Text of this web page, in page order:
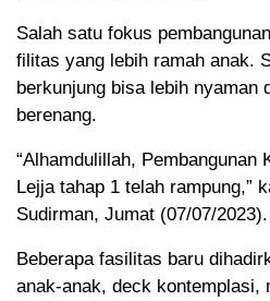
Salah satu fokus
filitas yang lebih ramah anak.
berkunjung bisa lebih nyaman
berenang.
“Alhamdulillah, Pembangunan
Lejja tahap 1 telah rampung,”
Sudirman, Jumat (07/07/2023).
Beberapa fasilitas baru
anak-anak, deck kontemplasi,